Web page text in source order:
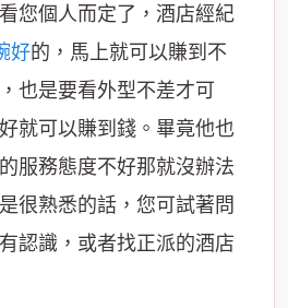
您個人而定了，酒店經紀
好的，馬上就可以賺到不
也是要看外型不差才可
就可以賺到錢。畢竟他也
服務態度不好那就沒辦法
很熟悉的話，您可試著問
認識，或者找正派的酒店